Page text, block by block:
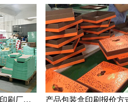
企业如何寻找和选择合适的印刷厂家？